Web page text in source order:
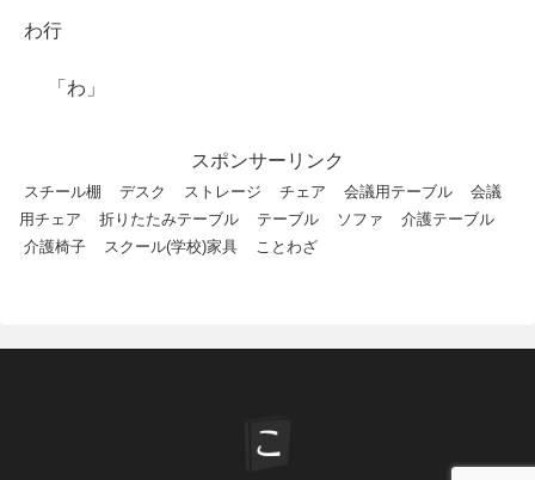
わ行
「わ」
スポンサーリンク
スチール棚 デスク ストレージ チェア 会議用テーブル
会議
用チェア
折りたたみテーブル テーブル ソファ
介護テーブル
介護椅子
スクール(学校)家具 ことわざ